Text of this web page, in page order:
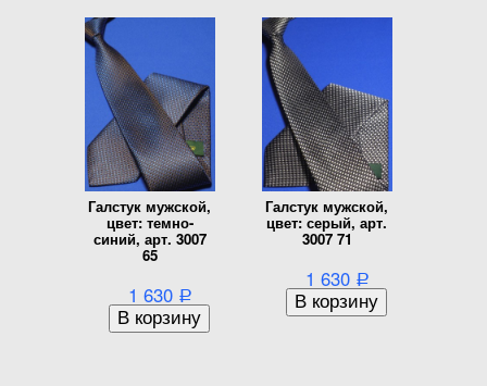
Галстук мужской,
цвет: темно-
синий, арт. 3007
65
1 630 Р
Галстук мужской,
цвет: серый, арт.
3007 71
1 630 Р